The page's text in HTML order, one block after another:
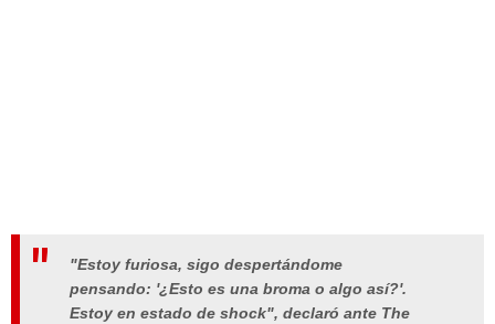
"Estoy furiosa, sigo despertándome
pensando: '¿Esto es una broma o algo así?'.
Estoy en estado de shock", declaró ante The